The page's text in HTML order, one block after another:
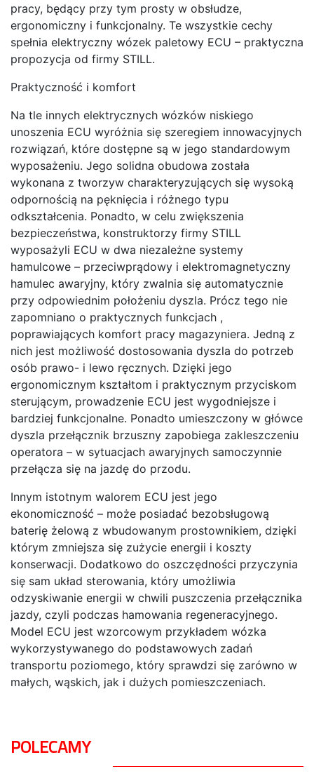
pracy, będący przy tym prosty w obsłudze,
ergonomiczny i funkcjonalny. Te wszystkie cechy
spełnia elektryczny wózek paletowy ECU – praktyczna
propozycja od firmy STILL.
Praktyczność i komfort
Na tle innych elektrycznych wózków niskiego
unoszenia ECU wyróżnia się szeregiem innowacyjnych
rozwiązań, które dostępne są w jego standardowym
wyposażeniu. Jego solidna obudowa została
wykonana z tworzyw charakteryzujących się wysoką
odpornością na pęknięcia i różnego typu
odkształcenia. Ponadto, w celu zwiększenia
bezpieczeństwa, konstruktorzy firmy STILL
wyposażyli ECU w dwa niezależne systemy
hamulcowe – przeciwprądowy i elektromagnetyczny
hamulec awaryjny, który zwalnia się automatycznie
przy odpowiednim położeniu dyszla. Prócz tego nie
zapomniano o praktycznych funkcjach ,
poprawiających komfort pracy magazyniera. Jedną z
nich jest możliwość dostosowania dyszla do potrzeb
osób prawo- i lewo ręcznych. Dzięki jego
ergonomicznym kształtom i praktycznym przyciskom
sterującym, prowadzenie ECU jest wygodniejsze i
bardziej funkcjonalne. Ponadto umieszczony w główce
dyszla przełącznik brzuszny zapobiega zakleszczeniu
operatora – w sytuacjach awaryjnych samoczynnie
przełącza się na jazdę do przodu.
Innym istotnym walorem ECU jest jego
ekonomiczność – może posiadać bezobsługową
baterię żelową z wbudowanym prostownikiem, dzięki
którym zmniejsza się zużycie energii i koszty
konserwacji. Dodatkowo do oszczędności przyczynia
się sam układ sterowania, który umożliwia
odzyskiwanie energii w chwili puszczenia przełącznika
jazdy, czyli podczas hamowania regeneracyjnego.
Model ECU jest wzorcowym przykładem wózka
wykorzystywanego do podstawowych zadań
transportu poziomego, który sprawdzi się zarówno w
małych, wąskich, jak i dużych pomieszczeniach.
POLECAMY